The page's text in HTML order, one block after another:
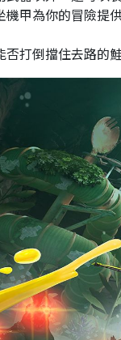
機甲為你的冒險提
否打倒擋住去路的